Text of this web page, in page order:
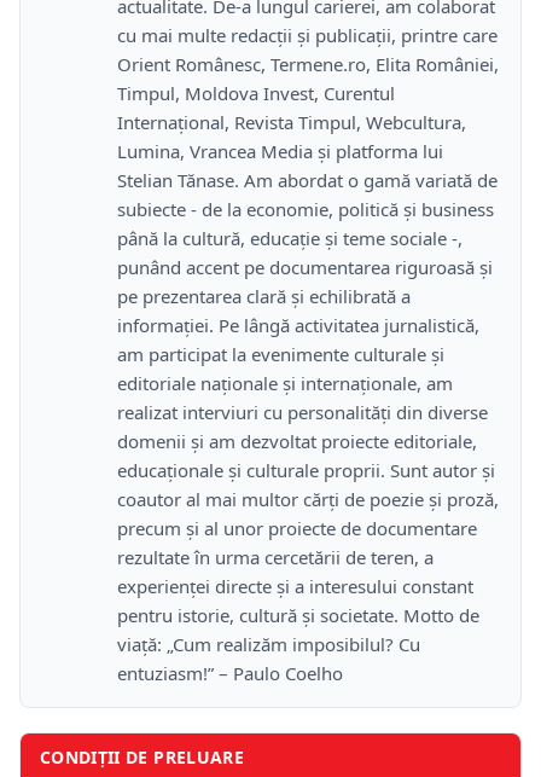
actualitate. De-a lungul carierei, am colaborat
cu mai multe redacții și publicații, printre care
Orient Românesc, Termene.ro, Elita României,
Timpul, Moldova Invest, Curentul
Internațional, Revista Timpul, Webcultura,
Lumina, Vrancea Media și platforma lui
Stelian Tănase. Am abordat o gamă variată de
subiecte - de la economie, politică și business
până la cultură, educație și teme sociale -,
punând accent pe documentarea riguroasă și
pe prezentarea clară și echilibrată a
informației. Pe lângă activitatea jurnalistică,
am participat la evenimente culturale și
editoriale naționale și internaționale, am
realizat interviuri cu personalități din diverse
domenii și am dezvoltat proiecte editoriale,
educaționale și culturale proprii. Sunt autor și
coautor al mai multor cărți de poezie și proză,
precum și al unor proiecte de documentare
rezultate în urma cercetării de teren, a
experienței directe și a interesului constant
pentru istorie, cultură și societate. Motto de
viață: „Cum realizăm imposibilul? Cu
entuziasm!” – Paulo Coelho
CONDIȚII DE PRELUARE